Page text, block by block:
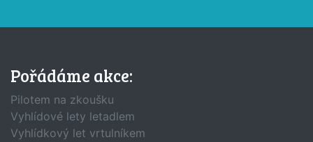
Pořádáme akce:
Pilotem na zkoušku
Vyhlídové lety letadlem
Vyhlídkový let vrtulníkem